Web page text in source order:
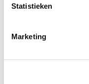
Statistieken
Marketing
webshop mag
⁠Verantwoorde